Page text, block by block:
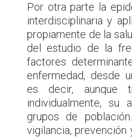
Por otra parte la
interdisciplinaria y
propiamente de la
del estudio de la
factores
enfermedad, desde
es decir, aunque
individualmente, su
grupos de
vigilancia, prevención